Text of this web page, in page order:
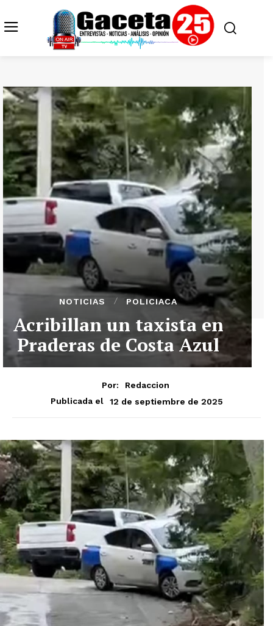
NOTICIAS POLICIACA
Acribillan un taxista en
Praderas de Costa Azul
Por:
Redaccion
Publicada el
12 de septiembre de 2025